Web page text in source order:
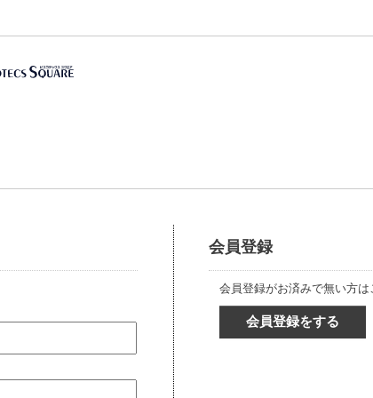
会員登録
会員登録がお済みで無い方は
会員登録をする